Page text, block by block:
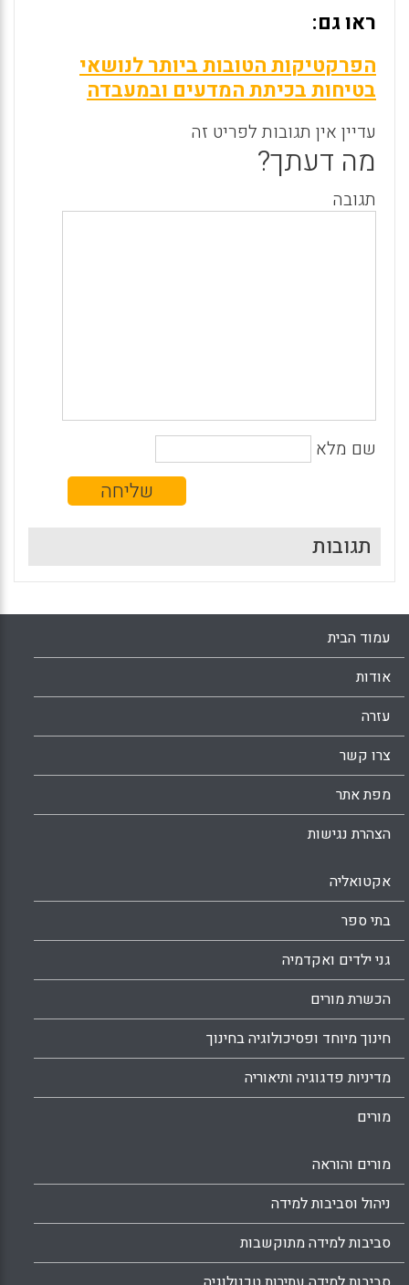
ראו גם:
הפרקטיקות הטובות ביותר לנושאי
בטיחות בכיתת המדעים ובמעבדה
עדיין אין תגובות לפריט זה
מה דעתך?
תגובה
שם מלא
תגובות
עמוד הבית
אודות
עזרה
צרו קשר
מפת אתר
הצהרת נגישות
אקטואליה
בתי ספר
גני ילדים ואקדמיה
הכשרת מורים
חינוך מיוחד ופסיכולוגיה בחינוך
מדיניות פדגוגיה ותיאוריה
מורים
מורים והוראה
ניהול וסביבות למידה
סביבות למידה מתוקשבות